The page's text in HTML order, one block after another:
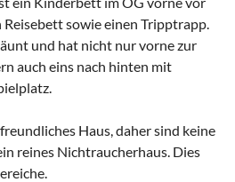
Reisebett sowie einen Tripptrapp.
und hat nicht nur vorne zur
auch eins nach hinten mit
Haus, daher sind keine
reines Nichtraucherhaus. Dies